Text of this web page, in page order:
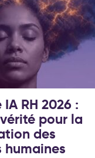
RH 2026 :
pour la
des
humaines